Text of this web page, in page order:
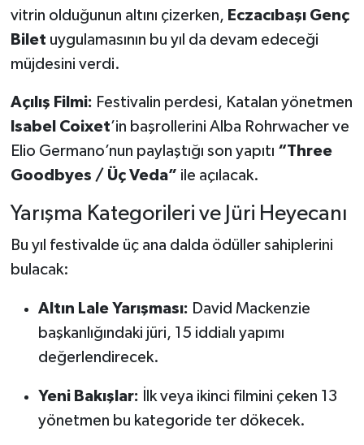
vitrin olduğunun altını çizerken, Eczacıbaşı Genç
Bilet uygulamasının bu yıl da devam edeceği
müjdesini verdi.
Açılış Filmi: Festivalin perdesi, Katalan yönetmen
Isabel Coixet’in başrollerini Alba Rohrwacher ve
Elio Germano’nun paylaştığı son yapıtı “Three
Goodbyes / Üç Veda” ile açılacak.
Yarışma Kategorileri ve Jüri Heyecanı
Bu yıl festivalde üç ana dalda ödüller sahiplerini
bulacak:
Altın Lale Yarışması: David Mackenzie
başkanlığındaki jüri, 15 iddialı yapımı
değerlendirecek.
Yeni Bakışlar: İlk veya ikinci filmini çeken 13
yönetmen bu kategoride ter dökecek.